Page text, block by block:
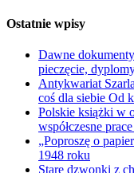
Ostatnie wpisy
Dawne
pieczęcie,
Antykwariat
coś dla siebie Od
Polskie książki w
współczesne
„Poproszę o
1948 roku
Stare dzwonki z